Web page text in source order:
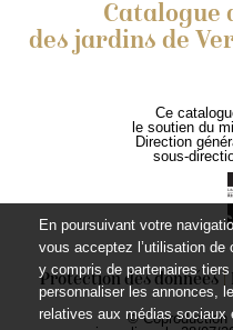
Catalogue
des jardins de
Ce
le soutien du
Direction
sous-
Protection des données
© Coproduction
En poursuivant votre
vous acceptez l’utilisation
y compris de partenaires
personnaliser les annonces,
relatives aux médias sociaux